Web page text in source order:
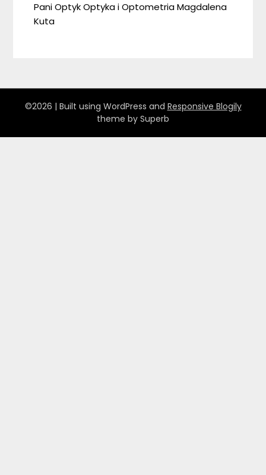
Pani Optyk Optyka i Optometria Magdalena
Kuta
©2026 | Built using WordPress and Responsive Blogily
theme by Superb